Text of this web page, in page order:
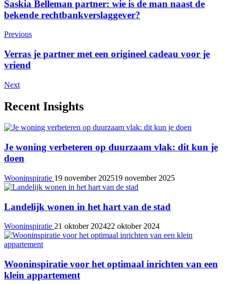
Saskia Belleman partner: wie is de man naast de
bekende rechtbankverslaggever?
Previous
Verras je partner met een origineel cadeau voor je
vriend
Next
Recent Insights
Je woning verbeteren op duurzaam vlak: dit kun je
doen
Wooninspiratie 19 november 202519 november 2025
Landelijk wonen in het hart van de stad
Wooninspiratie 21 oktober 202422 oktober 2024
Wooninspiratie voor het optimaal inrichten van een
klein appartement